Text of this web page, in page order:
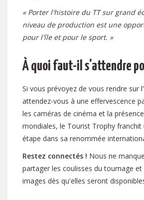
« Porter l'histoire du TT sur grand
niveau de production est une
pour l'île et pour le sport. »
À quoi faut-il s'attendre
Si vous prévoyez de vous rendre sur
attendez-vous à une effervescence
les caméras de cinéma et la
mondiales, le Tourist Trophy franchit
étape dans sa renommée
Restez connectés ! Nous ne
partager les coulisses du tournage et
images dès qu'elles seront